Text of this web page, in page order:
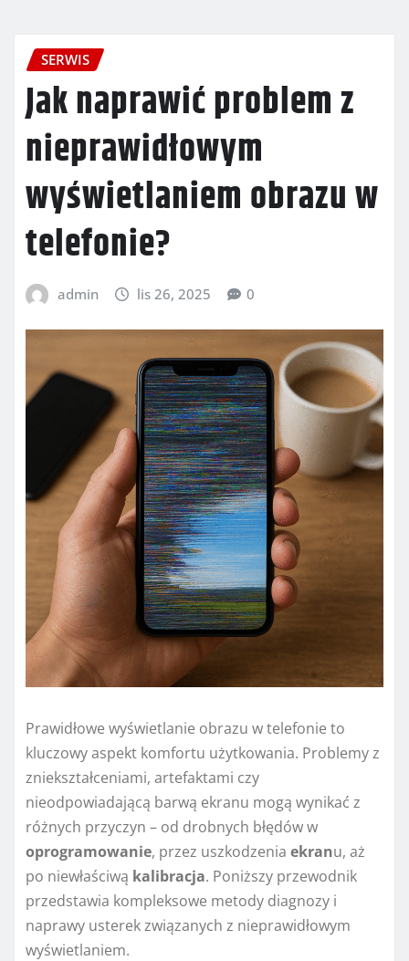
SERWIS
Jak naprawić problem z
nieprawidłowym
wyświetlaniem obrazu w
telefonie?
admin lis 26, 2025 0
Prawidłowe wyświetlanie obrazu w telefonie to
kluczowy aspekt komfortu użytkowania. Problemy z
zniekształceniami, artefaktami czy
nieodpowiadającą barwą ekranu mogą wynikać z
różnych przyczyn – od drobnych błędów w
oprogramowanie, przez uszkodzenia ekranu, aż
po niewłaściwą kalibracja. Poniższy przewodnik
przedstawia kompleksowe metody diagnozy i
naprawy usterek związanych z nieprawidłowym
wyświetlaniem.